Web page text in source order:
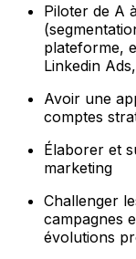
Piloter de A
plateforme,
Linkedin
Avoir une
comptes
Élaborer et
marketing
Challenger
campagnes
évolutions